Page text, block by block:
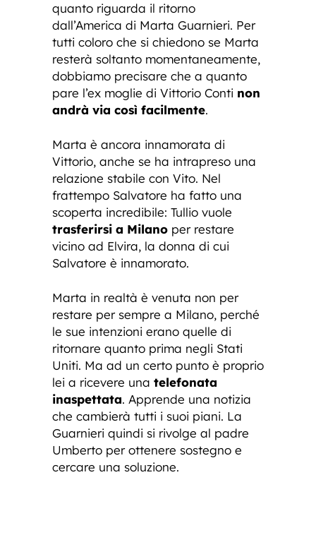
quanto riguarda il ritorno
dall’America di Marta Guarnieri. Per
tutti coloro che si chiedono se Marta
resterà soltanto momentaneamente,
dobbiamo precisare che a quanto
pare l’ex moglie di Vittorio Conti non
andrà via così facilmente.
Marta è ancora innamorata di
Vittorio, anche se ha intrapreso una
relazione stabile con Vito. Nel
frattempo Salvatore ha fatto una
scoperta incredibile: Tullio vuole
trasferirsi a Milano per restare
vicino ad Elvira, la donna di cui
Salvatore è innamorato.
Marta in realtà è venuta non per
restare per sempre a Milano, perché
le sue intenzioni erano quelle di
ritornare quanto prima negli Stati
Uniti. Ma ad un certo punto è proprio
lei a ricevere una telefonata
inaspettata. Apprende una notizia
che cambierà tutti i suoi piani. La
Guarnieri quindi si rivolge al padre
Umberto per ottenere sostegno e
cercare una soluzione.